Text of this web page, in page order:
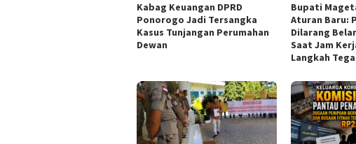
Kabag Keuangan DPRD
Ponorogo Jadi Tersangka
Kasus Tunjangan Perumahan
Dewan
Bupati
Aturan Baru:
Dilarang
Saat Jam
Langkah